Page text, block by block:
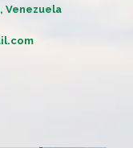
Venezuela